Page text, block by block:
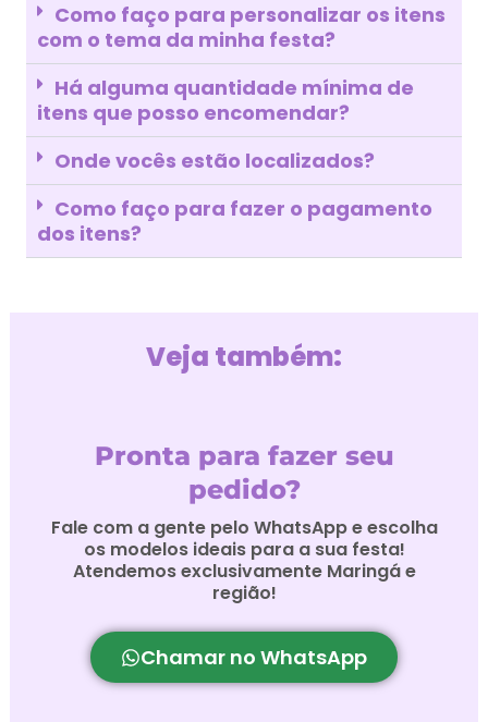
Como faço para personalizar os itens
com o tema da minha festa?
Há alguma quantidade mínima de
itens que posso encomendar?
Onde vocês estão localizados?
Como faço para fazer o pagamento
dos itens?
Veja também:
Pronta para fazer seu
pedido?
Fale com a gente pelo WhatsApp e escolha
os modelos ideais para a sua festa!
Atendemos exclusivamente Maringá e
região!
Chamar no WhatsApp